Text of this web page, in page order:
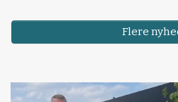
Flere